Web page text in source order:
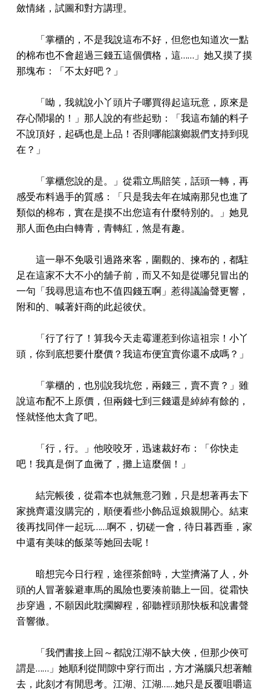
斂情緒，試圖和對方講理。
「掌櫃的，不是我說這布不好，但您也知道次一點
的棉布也不會超過三錢五這個價格，這……」她又摸了摸
那塊布：「不太好吧？」
「呦，我就說小丫頭片子哪買得起這玩意，原來是
存心鬧場的！」那人說的有些起勁：「我這布舖的料子
不說頂好，起碼也是上品！否則哪能讓鄉親們支持到現
在？」
「掌櫃您說的是。」從霜立馬賠笑，話頭一轉，再
感受布料過手的質感：「只是我去年在城南那兒也進了
類似的棉布，實在是摸不出您這有什麼特別的。」她見
那人面色由白轉青，青轉紅，煞是有趣。
這一舉不免吸引過路來客，圍觀的、揀布的，都駐
足在這家不大不小的舖子前，而又不知是從哪兒冒出的
一句「我尋思這布也不值四錢五啊」惹得議論聲更響，
附和的、喊著奸商的此起彼伏。
「行了行了！算我今天走霉運惹到你這祖宗！小丫
頭，你到底想要什麼價？我這布便宜賣你還不成嗎？」
「掌櫃的，也別說我坑您，兩錢三，賣不賣？」雖
說這布配不上原價，但兩錢七到三錢還是綽綽有餘的，
怪就怪他太貪了吧。
「行，行。」他咬咬牙，迅速裁好布：「你快走
吧！我真是倒了血黴了，攤上這麼個！」
結完帳後，從霜本也就無意刁難，只是想著再去下
家挑齊還沒購完的，順便看些小飾品逗娘親開心。結束
後再找同伴一起玩……啊不，切磋一會，待日暮西垂，家
中還有美味的飯菜等她回去呢！
暗想完今日行程，途徑茶館時，大堂擠滿了人，外
頭的人冒著躲避車馬的風險也要湊前聽上一回。從霜快
步穿過，不願因此耽擱腳程，卻聽裡頭那快板和說書聲
音響徹。
「我們書接上回～都說江湖不缺大俠，但那少俠可
謂是……」她順利從間隙中穿行而出，方才滿腦只想著離
去，此刻才有閒思考。江湖、江湖……她只是反覆咀嚼這